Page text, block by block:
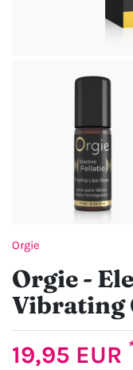
Orgie
Orgie -
Vibrating
19,95 EUR